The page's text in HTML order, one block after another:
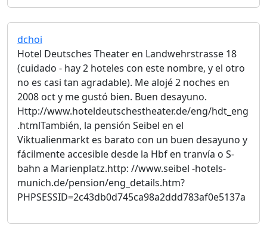
dchoi
Hotel Deutsches Theater en Landwehrstrasse 18
(cuidado - hay 2 hoteles con este nombre, y el otro
no es casi tan agradable). Me alojé 2 noches en
2008 oct y me gustó bien. Buen desayuno.
Http://www.hoteldeutschestheater.de/eng/hdt_eng
.htmlTambién, la pensión Seibel en el
Viktualienmarkt es barato con un buen desayuno y
fácilmente accesible desde la Hbf en tranvía o S-
bahn a Marienplatz.http: //www.seibel -hotels-
munich.de/pension/eng_details.htm?
PHPSESSID=2c43db0d745ca98a2ddd783af0e5137a